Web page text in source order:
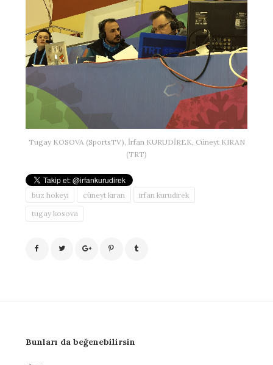
Tugay KOSOVA (SportsTV), İrfan KURUDİREK, Cüneyt KIRAN
(TRT)
buz hokeyi cüneyt kıran irfan kurudirek
tugay kosova
Bunları da beğenebilirsin